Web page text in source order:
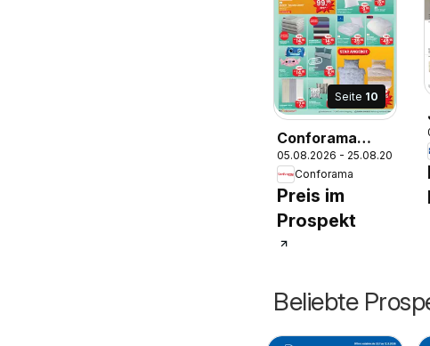
Seite 10
Conforama
aktionen
05.08.2026 - 25.08.2026
Conforama
Preis im
Prospekt
Beliebte